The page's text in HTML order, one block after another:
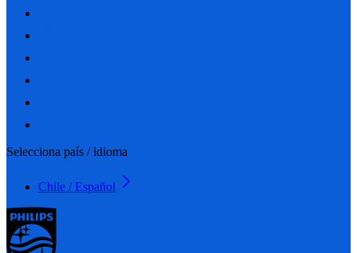
Selecciona país / idioma
Chile / Español